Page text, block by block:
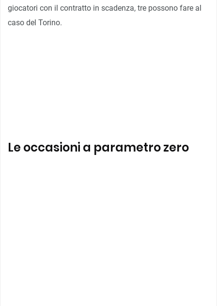
giocatori con il contratto in scadenza, tre possono fare al
caso del Torino.
Le occasioni a parametro zero